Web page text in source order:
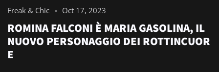
Freak & Chic Oct 17, 2023
ROMINA FALCONI È MARIA GASOLINA, IL
NUOVO PERSONAGGIO DEI ROTTINCUOR
E